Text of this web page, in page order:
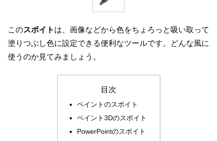
このスポイト は、画像などから色をちょろっと吸い取って
塗りつぶし色に設定できる便利なツールです。どんな風に
使うのか見てみましょう。
目次
ペイントのスポイト
ペイント3Dのスポイト
PowerPointのスポイト